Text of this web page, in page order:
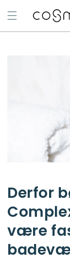
INDHOLD
Derfor
være